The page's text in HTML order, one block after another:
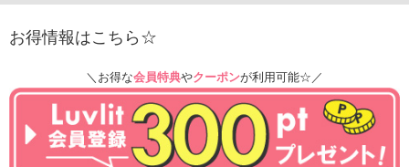
お得情報はこちら☆
＼お得な会員特典やクーポンが利用可能☆／